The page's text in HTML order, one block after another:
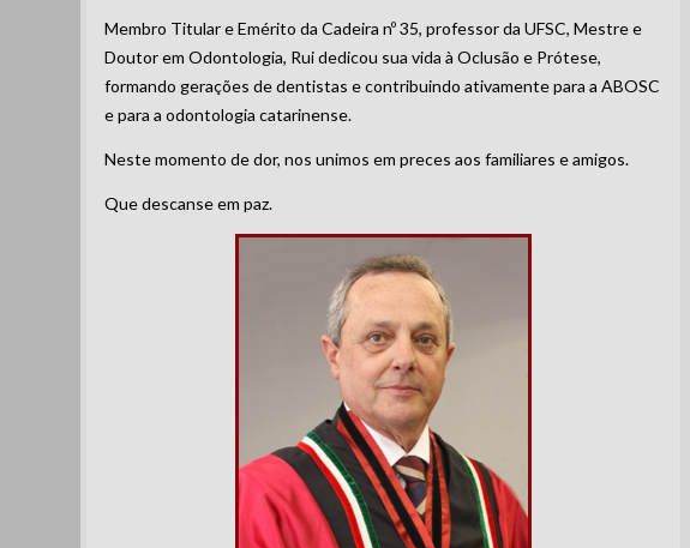
Membro Titular e Emérito da Cadeira nº 35, professor da UFSC, Mestre e
Doutor em Odontologia, Rui dedicou sua vida à Oclusão e Prótese,
formando gerações de dentistas e contribuindo ativamente para a ABOSC
e para a odontologia catarinense.
Neste momento de dor, nos unimos em preces aos familiares e amigos.
Que descanse em paz.